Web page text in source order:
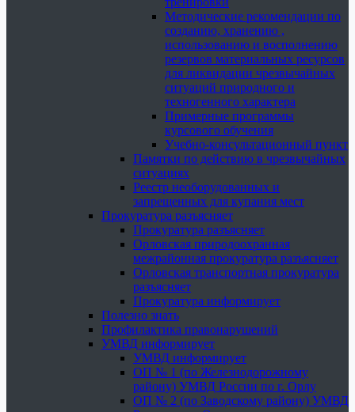
Методические рекомендации по
созданию, хранению ,
использованию и восполнению
резервов материальных ресурсов
для ликвидации чрезвычайных
ситуаций природного и
техногенного характера
Примерные программы
курсового обучения
Учебно-консультационный пункт
Памятки по действию в чрезвычайных
ситуациях
Реестр необорудованных и
запрещенных для купания мест
Прокуратура разъясняет
Прокуратура разъясняет
Орловская природоохранная
межрайонная прокуратура разъясняет
Орловская транспортная прокуратура
разъясняет
Прокуратура информирует
Полезно знать
Профилактика правонарушений
УМВД информирует
УМВД информирует
ОП № 1 (по Железнодорожному
району) УМВД России по г. Орлу
ОП № 2 (по Заводскому району) УМВД